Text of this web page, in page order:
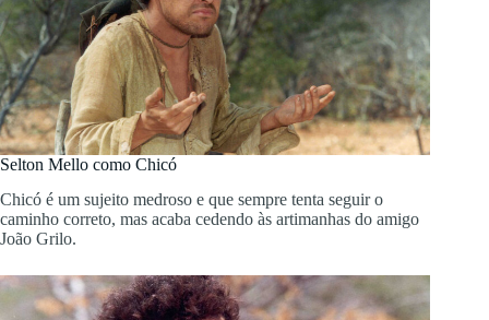
Selton Mello como Chicó
Chicó é um sujeito medroso e que sempre tenta seguir o
caminho correto, mas acaba cedendo às artimanhas do amigo
João Grilo.